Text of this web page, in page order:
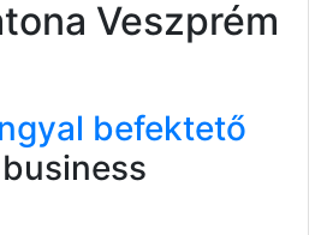
Veszprém
befektető